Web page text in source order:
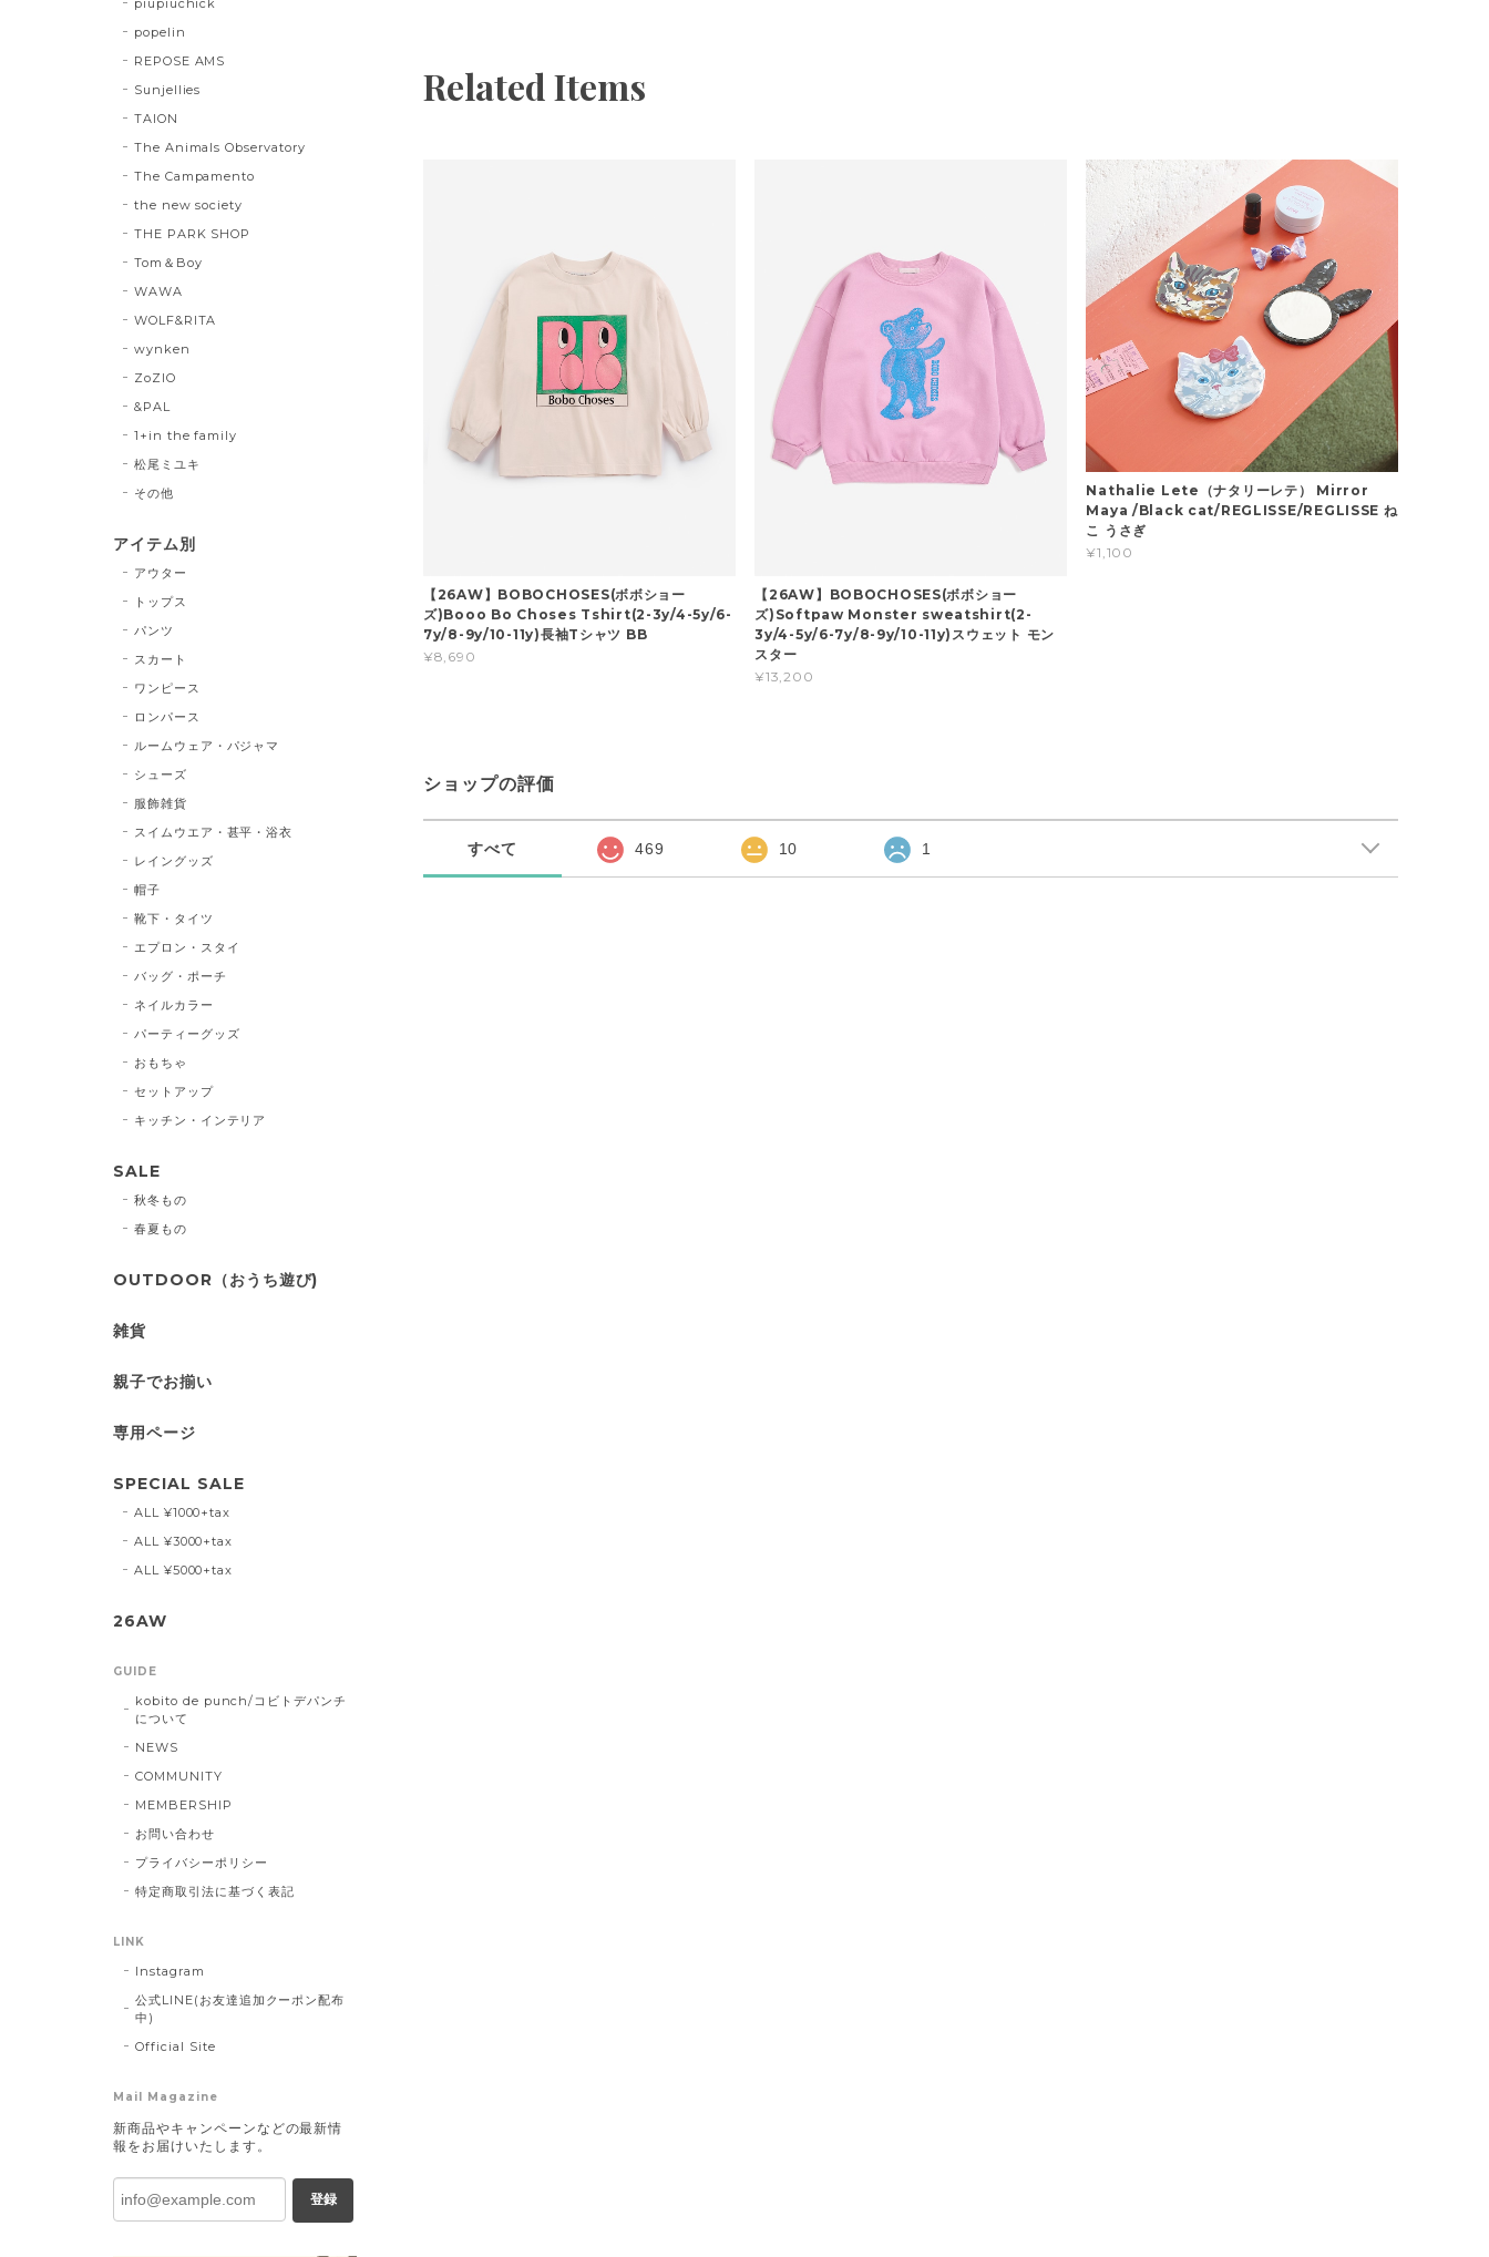
Related Items
【26AW】BOBOCHOSES(ボボショー
ズ)Booo Bo Choses Tshirt(2-3y/4-5y/6-
7y/8-9y/10-11y)長袖Tシャツ BB
¥8,690
【26AW】BOBOCHOSES(ボボショー
ズ)Softpaw Monster sweatshirt(2-
3y/4-5y/6-7y/8-9y/10-11y)スウェット モン
スター
¥13,200
Nathalie Lete（ナタリーレテ） Mirror
Maya /Black cat/REGLISSE/REGLISSE ね
こ うさぎ
¥1,100
ショップの評価
すべて 469 10 1
piupiuchick
popelin
REPOSE AMS
Sunjellies
TAION
The Animals Observatory
The Campamento
the new society
THE PARK SHOP
Tom＆Boy
WAWA
WOLF&RITA
wynken
ZoZIO
&PAL
1+in the family
松尾ミユキ
その他
アイテム別
アウター
トップス
パンツ
スカート
ワンピース
ロンパース
ルームウェア・パジャマ
シューズ
服飾雑貨
スイムウエア・甚平・浴衣
レイングッズ
帽子
靴下・タイツ
エプロン・スタイ
バッグ・ポーチ
ネイルカラー
パーティーグッズ
おもちゃ
セットアップ
キッチン・インテリア
SALE
秋冬もの
春夏もの
OUTDOOR（おうち遊び)
雑貨
親子でお揃い
専用ページ
SPECIAL SALE
ALL ¥1000+tax
ALL ¥3000+tax
ALL ¥5000+tax
26AW
GUIDE
kobito de punch/コビトデパンチ
について
NEWS
COMMUNITY
MEMBERSHIP
お問い合わせ
プライバシーポリシー
特定商取引法に基づく表記
LINK
Instagram
公式LINE(お友達追加クーポン配布
中)
Official Site
Mail Magazine
新商品やキャンペーンなどの最新情
報をお届けいたします。
登録